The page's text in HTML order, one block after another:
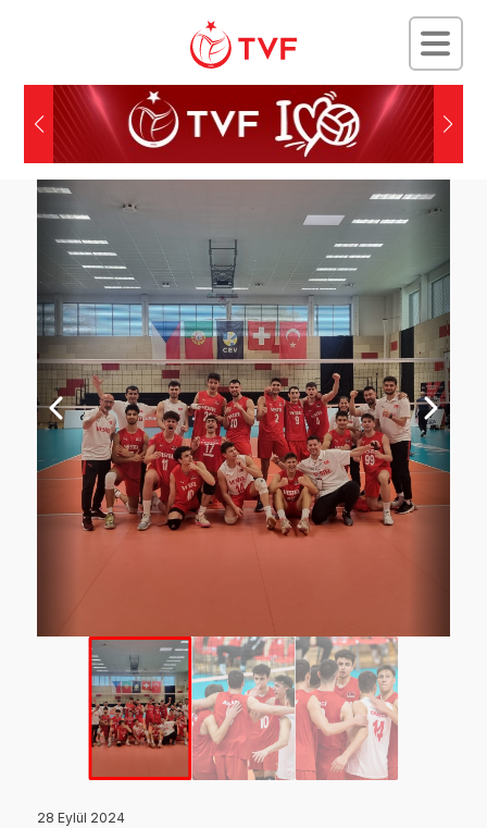
28 Eylül 2024